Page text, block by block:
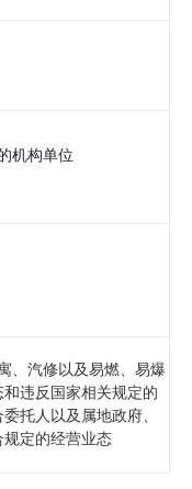
、汽修以及易燃、易爆
违反国家相关规定的
托人以及属地政府、
定的经营业态